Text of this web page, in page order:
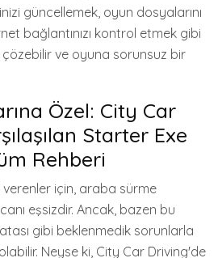
güncellemek, oyun dosyalarını
bağlantınızı kontrol etmek gibi
ve oyuna sorunsuz bir
Özel: City Car
Starter Exe
Rehberi
için, araba sürme
eşsizdir. Ancak, bazen bu
gibi beklenmedik sorunlarla
Neyse ki, City Car Driving'de